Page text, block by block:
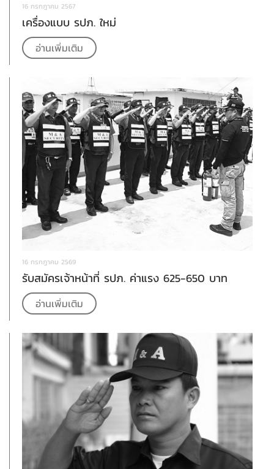
16 กรกฎาคม 2567
เครื่องแบบ รปภ. ใหม่
อ่านเพิ่มเติม
16 กรกฎาคม 2569
รับสมัครเจ้าหน้าที่ รปภ. ค่าแรง 625-650 บาท
อ่านเพิ่มเติม